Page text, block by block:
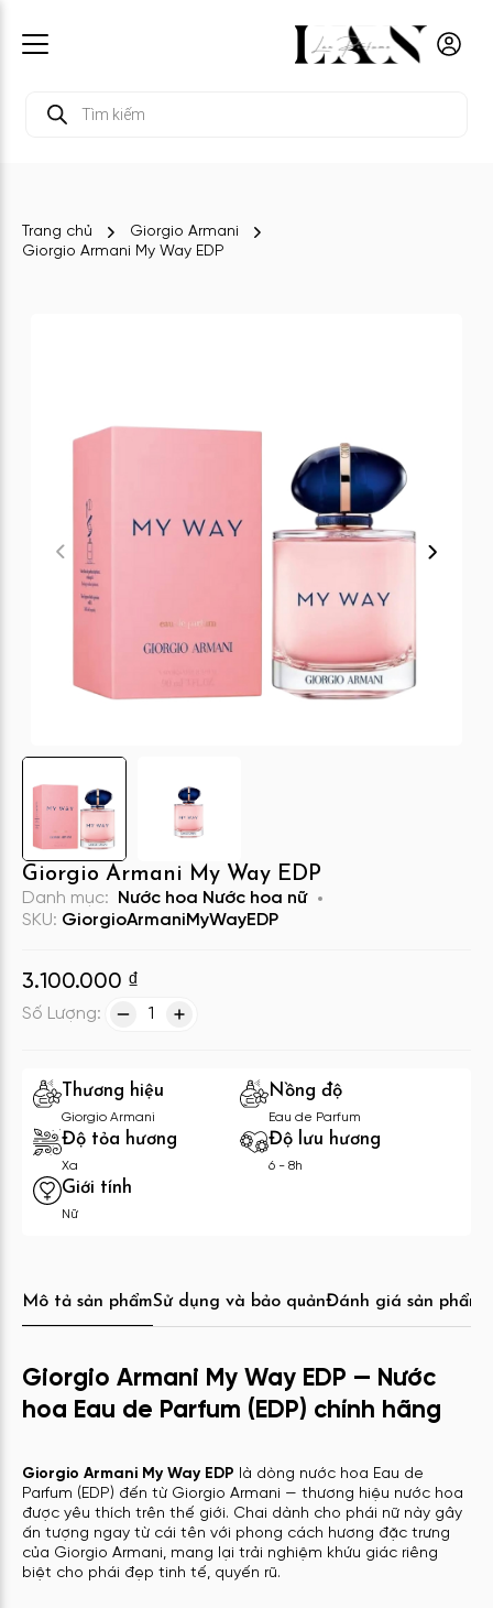
kiếm
Trang chủ
Giorgio Armani
Giorgio Armani My Way EDP
Giorgio Armani My Way EDP
Danh mục: Nước hoa Nước hoa nữ
SKU: GiorgioArmaniMyWayEDP
3.100.000 ₫
Số Lượng: 1
Thương hiệu
Giorgio Armani
Nồng độ
Eau de Parfum
Độ tỏa hương
Xa
Độ lưu hương
6 - 8h
Giới tính
Nữ
Mô tả sản phẩmSử dụng và bảo quảnĐánh giá sản phẩm
Giorgio Armani My Way EDP — Nước
hoa Eau de Parfum (EDP) chính hãng
Giorgio Armani My Way EDP là dòng nước hoa Eau de
Parfum (EDP) đến từ Giorgio Armani — thương hiệu nước hoa
được yêu thích trên thế giới. Chai dành cho phái nữ này gây
ấn tượng ngay từ cái tên với phong cách hương đặc trưng
của Giorgio Armani, mang lại trải nghiệm khứu giác riêng
biệt cho phái đẹp tinh tế, quyến rũ.